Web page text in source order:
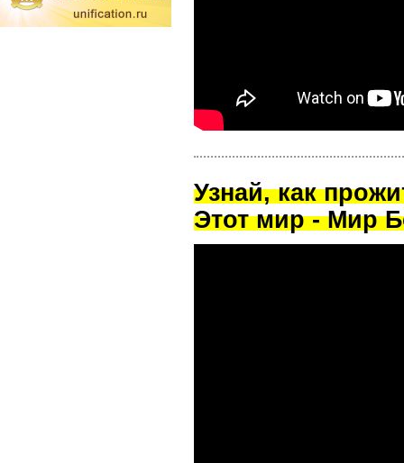
Узнай, как
Этот мир - Мир